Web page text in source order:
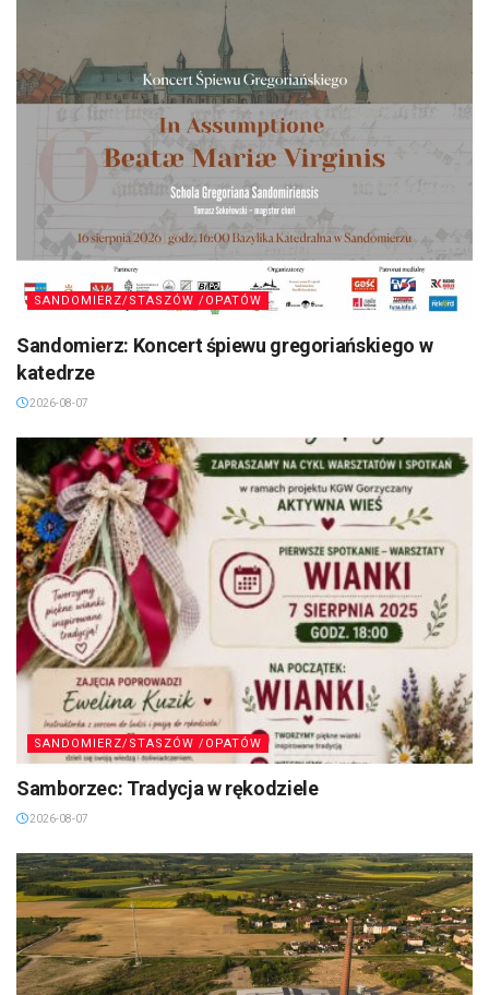
SANDOMIERZ/STASZÓW /OPATÓW
Sandomierz: Koncert śpiewu gregoriańskiego w
katedrze
2026-08-07
SANDOMIERZ/STASZÓW /OPATÓW
Samborzec: Tradycja w rękodziele
2026-08-07